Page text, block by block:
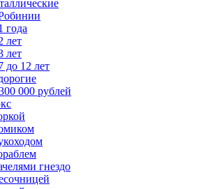
года
лет
лет
до 12 лет
000 рублей
гнездо